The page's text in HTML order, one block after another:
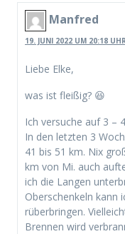
Manfred
19. JUNI 2022 UM 20:18
Liebe Elke,
was ist fleißig? 😆
Ich versuche auf 3 –
In den letzten 3
41 bis 51 km. Nix
km von Mi. auch
ich die Langen
Oberschenkeln kann
rüberbringen.
Brennen wird